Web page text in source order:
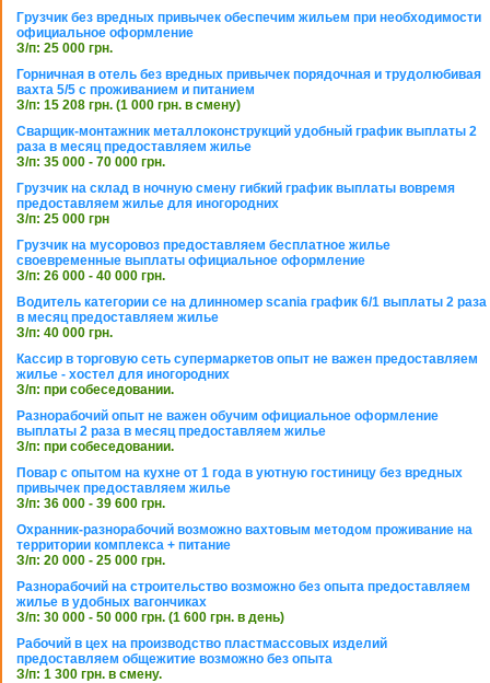
Грузчик без вредных привычек обеспечим жильем при необходимости
официальное оформление
З/п: 25 000 грн.
Горничная в отель без вредных привычек порядочная и трудолюбивая
вахта 5/5 с проживанием и питанием
З/п: 15 208 грн. (1 000 грн. в смену)
Сварщик-монтажник металлоконструкций удобный график выплаты 2
раза в месяц предоставляем жилье
З/п: 35 000 - 70 000 грн.
Грузчик на склад в ночную смену гибкий график выплаты вовремя
предоставляем жилье для иногородних
З/п: 25 000 грн
Грузчик на мусоровоз предоставляем бесплатное жилье
своевременные выплаты официальное оформление
З/п: 26 000 - 40 000 грн.
Водитель категории се на длинномер scania график 6/1 выплаты 2 раза
в месяц предоставляем жилье
З/п: 40 000 грн.
Кассир в торговую сеть супермаркетов опыт не важен предоставляем
жилье - хостел для иногородних
З/п: при собеседовании.
Разнорабочий опыт не важен обучим официальное оформление
выплаты 2 раза в месяц предоставляем жилье
З/п: при собеседовании.
Повар с опытом на кухне от 1 года в уютную гостиницу без вредных
привычек предоставляем жилье
З/п: 36 000 - 39 600 грн.
Охранник-разнорабочий возможно вахтовым методом проживание на
территории комплекса + питание
З/п: 20 000 - 25 000 грн.
Разнорабочий на строительство возможно без опыта предоставляем
жилье в удобных вагончиках
З/п: 30 000 - 50 000 грн. (1 600 грн. в день)
Рабочий в цех на производство пластмассовых изделий
предоставляем общежитие возможно без опыта
З/п: 1 300 грн. в смену.